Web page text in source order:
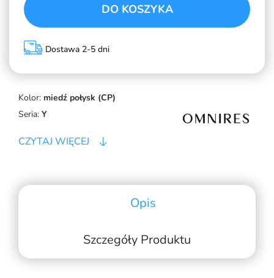
Kolor: miedź połysk (CP)
Seria: Y
CZYTAJ WIĘCEJ
DO KOSZYKA
Dostawa 2-5 dni
Opis
Szczegóły Produktu